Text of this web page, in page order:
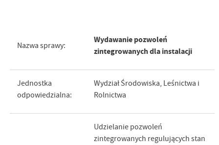
Nazwa sprawy:
Wydawanie pozwoleń
zintegrowanych dla instalacji
Jednostka
odpowiedzialna:
Wydział Środowiska, Leśnictwa i
Rolnictwa
Udzielanie pozwoleń
zintegrowanych regulujących stan